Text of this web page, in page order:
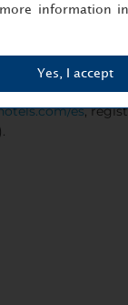
es,
information
Yes, I accept